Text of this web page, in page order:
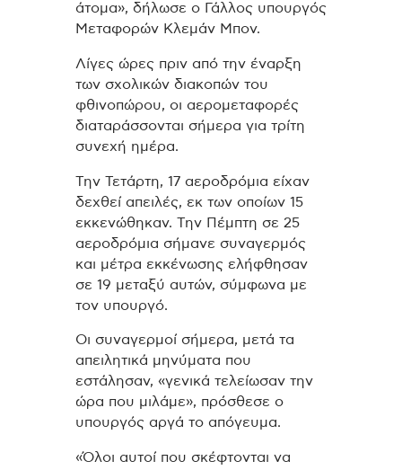
άτομα», δήλωσε ο Γάλλος υπουργός
Μεταφορών Κλεμάν Μπον.
Λίγες ώρες πριν από την έναρξη
των σχολικών διακοπών του
φθινοπώρου, οι αερομεταφορές
διαταράσσονται σήμερα για τρίτη
συνεχή ημέρα.
Την Τετάρτη, 17 αεροδρόμια είχαν
δεχθεί απειλές, εκ των οποίων 15
εκκενώθηκαν. Την Πέμπτη σε 25
αεροδρόμια σήμανε συναγερμός
και μέτρα εκκένωσης ελήφθησαν
σε 19 μεταξύ αυτών, σύμφωνα με
τον υπουργό.
Οι συναγερμοί σήμερα, μετά τα
απειλητικά μηνύματα που
εστάλησαν, «γενικά τελείωσαν την
ώρα που μιλάμε», πρόσθεσε ο
υπουργός αργά το απόγευμα.
«Όλοι αυτοί που σκέφτονται να